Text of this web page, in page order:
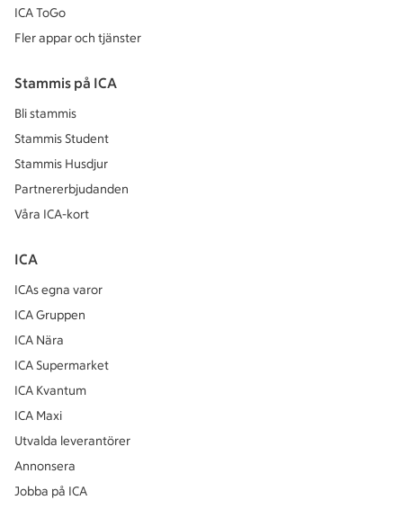
ICA ToGo
Fler appar och tjänster
Stammis på ICA
Bli stammis
Stammis Student
Stammis Husdjur
Partnererbjudanden
Våra ICA-kort
ICA
ICAs egna varor
ICA Gruppen
ICA Nära
ICA Supermarket
ICA Kvantum
ICA Maxi
Utvalda leverantörer
Annonsera
Jobba på ICA